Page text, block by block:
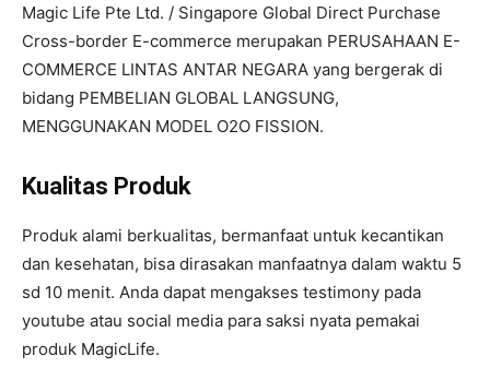
Magic Life Pte Ltd. / Singapore Global Direct Purchase
Cross-border E-commerce merupakan PERUSAHAAN E-
COMMERCE LINTAS ANTAR NEGARA yang bergerak di
bidang PEMBELIAN GLOBAL LANGSUNG,
MENGGUNAKAN MODEL O2O FISSION.
Kualitas Produk
Produk alami berkualitas, bermanfaat untuk kecantikan
dan kesehatan, bisa dirasakan manfaatnya dalam waktu 5
sd 10 menit. Anda dapat mengakses testimony pada
youtube atau social media para saksi nyata pemakai
produk MagicLife.